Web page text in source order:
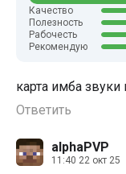
Качество
Полезность
Рабочесть
Рекомендую
карта имба
Ответить
alphaPVP
11:40 22 окт 25